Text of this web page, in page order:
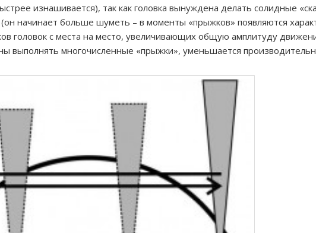
изнашивается), так как головка вынуждена делать солидные
(он начинает больше шуметь – в моменты «прыжков» появляются
головок с места на место, увеличивающих общую амплитуду
выполнять многочисленные «прыжки», уменьшается